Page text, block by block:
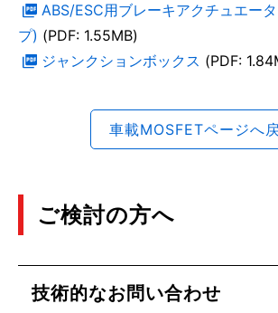
ABS/ESC用ブレーキアクチュエー
プ) (PDF: 1.55MB)
ジャンクションボックス (PDF:
車載MOSFETページへ
ご検討の方へ
技術的なお問い合わせ